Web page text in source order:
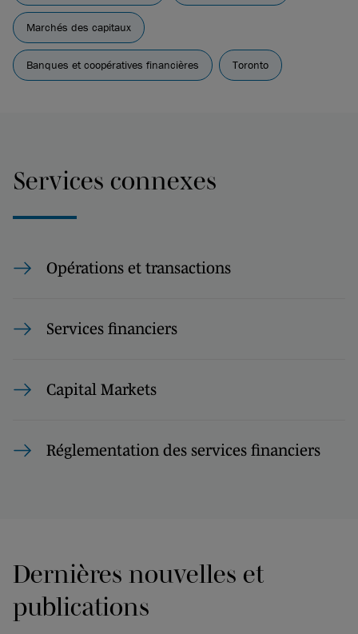
Marchés des capitaux
Banques et coopératives financières Toronto
Services connexes
Opérations et transactions
Services financiers
Capital Markets
Réglementation des services financiers
Dernières nouvelles et
publications